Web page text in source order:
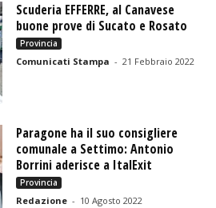
Scuderia EFFERRE, al Canavese
buone prove di Sucato e Rosato
Provincia
Comunicati Stampa - 21 Febbraio 2022
Paragone ha il suo consigliere
comunale a Settimo: Antonio
Borrini aderisce a ItalExit
Provincia
Redazione - 10 Agosto 2022